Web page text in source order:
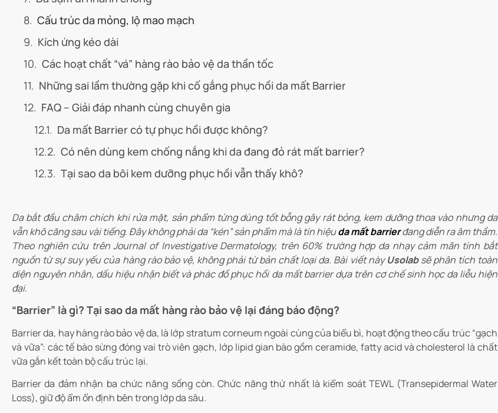
Cấu trúc da mỏng, lộ mao mạch
Kích ứng kéo dài
Các hoạt chất “vá” hàng rào bảo vệ da thần tốc
Những sai lầm thường gặp khi cố gắng phục hồi da mất Barrier
FAQ – Giải đáp nhanh cùng chuyên gia
Da mất Barrier có tự phục hồi được không?
Có nên dùng kem chống nắng khi da đang đỏ rát mất barrier?
Tại sao da bôi kem dưỡng phục hồi vẫn thấy khô?
Da bắt đầu châm chích khi rửa mặt, sản phẩm từng dùng tốt bỗng gây rát bỏng, kem dưỡng thoa vào nhưng da
vẫn khô căng sau vài tiếng. Đây không phải da “kén” sản phẩm mà là tín hiệuda mất barrierđang diễn ra âm thầm.
Theo nghiên cứu trên Journal of Investigative Dermatology, trên 60% trường hợp da nhạy cảm mãn tính bắt
nguồn từ sự suy yếu của hàng rào bảo vệ, không phải từ bản chất loại da. Bài viết nàyUsolabsẽ phân tích toàn
diện nguyên nhân, dấu hiệu nhận biết và phác đồ phục hồi da mất barrier dựa trên cơ chế sinh học da liễu hiện
đại.
“Barrier” là gì? Tại sao da mất hàng rào bảo vệ lại đáng báo động?
Barrier da, hay hàng rào bảo vệ da, là lớp stratum corneum ngoài cùng của biểu bì, hoạt động theo cấu trúc “gạch
và vữa”: các tế bào sừng đóng vai trò viên gạch, lớp lipid gian bào gồm ceramide, fatty acid và cholesterol là chất
vữa gắn kết toàn bộ cấu trúc lại.
Barrier da đảm nhận ba chức năng sống còn. Chức năng thứ nhất là kiểm soát TEWL (Transepidermal Water
Loss), giữ độ ẩm ổn định bên trong lớp da sâu.